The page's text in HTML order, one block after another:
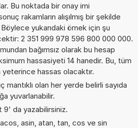
Bu noktada bir onay imi
rakamların alışılmış bir şekilde
Böylece yukarıdaki örnek için şu
2 351 999 978 596 800 000 000.
bağımsız olarak bu hesap
hassasiyeti 14 hanedir. Bu, tüm
yeterince hassas olacaktır.
mantıklı olan her yerde belirli sayıda
yuvarlanabilir.
da yazabilirsiniz.
asin, atan, tan, cos ve sin